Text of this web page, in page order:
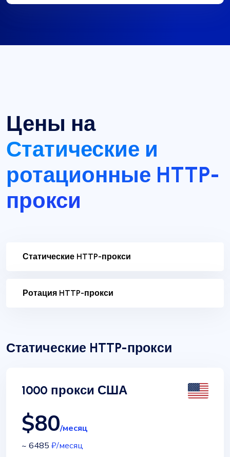
Цены на
Статические и
ротационные HTTP-
прокси
Статические HTTP-прокси
Ротация HTTP-прокси
Статические HTTP-прокси
1000 прокси США
$80/месяц
~ 6485 ₽/месяц